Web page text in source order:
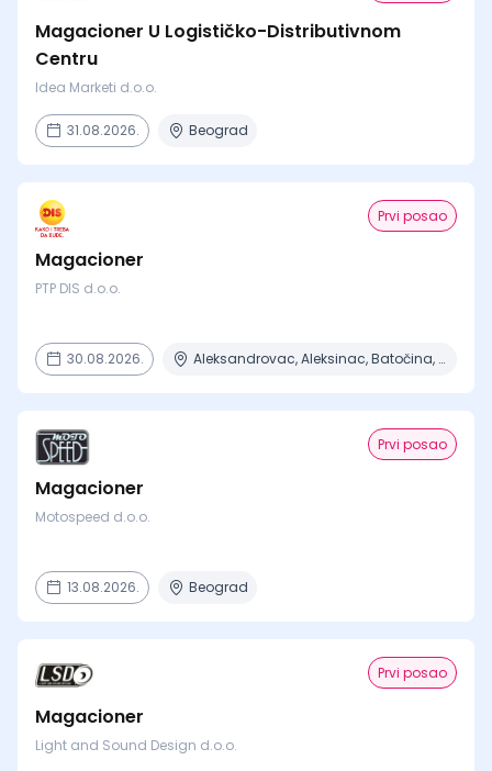
Magacioner U Logističko-Distributivnom
Centru
Idea Marketi d.o.o.
31.08.2026. Beograd
Prvi posao
Magacioner
PTP DIS d.o.o.
30.08.2026. Aleksandrovac, Aleksinac, Batočina, Bela Crkva, Beograd + 7 mesta
Prvi posao
Magacioner
Motospeed d.o.o.
13.08.2026. Beograd
Prvi posao
Magacioner
Light and Sound Design d.o.o.